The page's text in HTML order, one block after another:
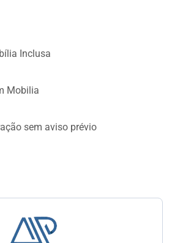
Inclusa
Mobilia
sem aviso prévio